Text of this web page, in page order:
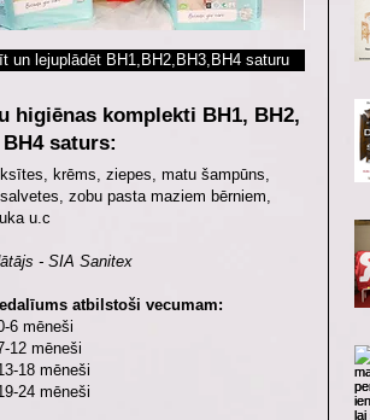
un lejuplādēt BH1,BH2,BH3,BH4 saturu
higiēnas komplekti BH1, BH2,
BH4 saturs:
krēms, ziepes, matu šampūns,
zobu pasta maziem bērniem,
u.c
- SIA Sanitex
atbilstoši vecumam:
6 mēneši
12 mēneši
18 mēneši
24 mēneši